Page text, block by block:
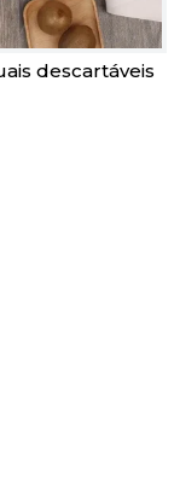
descartáveis